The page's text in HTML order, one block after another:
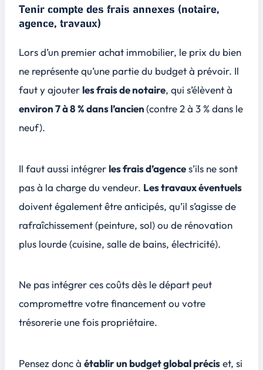
Tenir compte des frais annexes (notaire,
agence, travaux)
Lors d’un premier achat immobilier, le prix du bien
ne représente qu’une partie du budget à prévoir. Il
faut y ajouter les frais de notaire, qui s’élèvent à
environ 7 à 8 % dans l’ancien(contre 2 à 3 % dans le
neuf).
Il faut aussi intégrer les frais d’agences’ils ne sont
pas à la charge du vendeur. Les travaux éventuels
doivent également être anticipés, qu’il s’agisse de
rafraîchissement (peinture, sol) ou de rénovation
plus lourde (cuisine, salle de bains, électricité).
Ne pas intégrer ces coûts dès le départ peut
compromettre votre financement ou votre
trésorerie une fois propriétaire.
Pensez donc à établir un budget global préciset, si